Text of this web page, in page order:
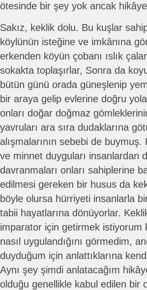
ötesinde bir şey yok ancak
Sakız, keklik dolu. Bu kuşlar
köylünün isteğine ve imkânına
erkenden köyün çobanı ıslık
sokakta toplaşırlar, Sonra da
bütün günü orada güneşlenip
bir araya gelip evlerine doğru
onları doğar doğmaz
yavruları ara sıra dudaklarına
alışmalarının sebebi de
ve minnet duyguları insanlardan
davranmaları onları sahiplerine
edilmesi gereken bir husus da
böyle olursa hürriyeti insanlarla
tabii hayatlarına dönüyorlar.
imparator için getirmek
nasıl uygulandığını görmedim,
duyduğum için anlattıklarına
Aynı şey şimdi anlatacağım
olduğu genellikle kabul edilen bir